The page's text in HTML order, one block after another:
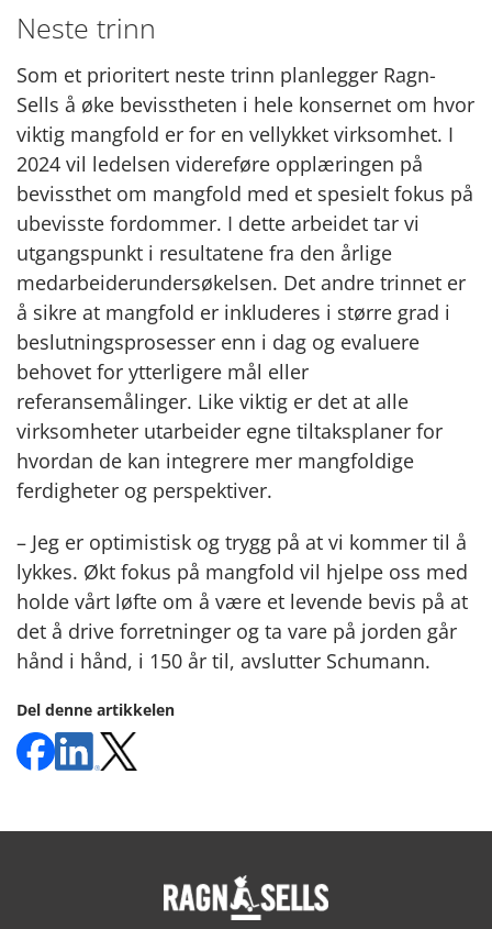
Neste trinn
Som et prioritert neste trinn planlegger Ragn-
Sells å øke bevisstheten i hele konsernet om hvor
viktig mangfold er for en vellykket virksomhet. I
2024 vil ledelsen videreføre opplæringen på
bevissthet om mangfold med et spesielt fokus på
ubevisste fordommer. I dette arbeidet tar vi
utgangspunkt i resultatene fra den årlige
medarbeiderundersøkelsen. Det andre trinnet er
å sikre at mangfold er inkluderes i større grad i
beslutningsprosesser enn i dag og evaluere
behovet for ytterligere mål eller
referansemålinger. Like viktig er det at alle
virksomheter utarbeider egne tiltaksplaner for
hvordan de kan integrere mer mangfoldige
ferdigheter og perspektiver.
– Jeg er optimistisk og trygg på at vi kommer til å
lykkes. Økt fokus på mangfold vil hjelpe oss med
holde vårt løfte om å være et levende bevis på at
det å drive forretninger og ta vare på jorden går
hånd i hånd, i 150 år til, avslutter Schumann.
Del denne artikkelen